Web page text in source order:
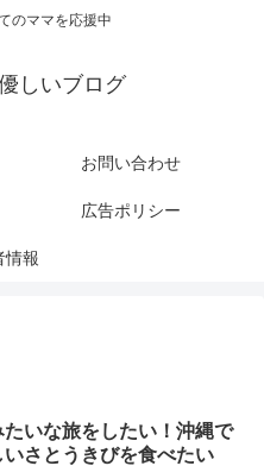
のママを応援中
しいブログ
お問い合わせ
広告ポリシー
情報
たいな旅をしたい！沖縄で
いさとうきびを食べたい